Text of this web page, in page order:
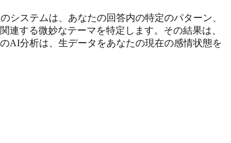
システムは、あなたの回答内の特定のパターン、
連する微妙なテーマを特定します。その結果は、
AI分析は、生データをあなたの現在の感情状態を